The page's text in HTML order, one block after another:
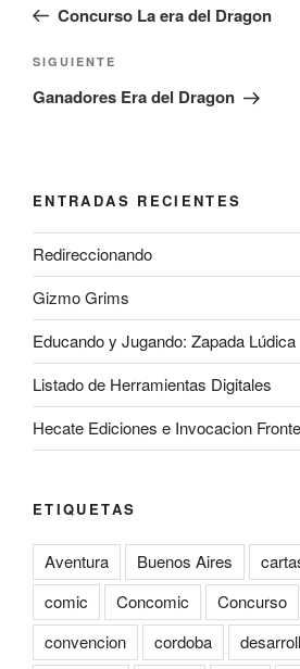
entradas
anterior:
Concurso La era del Dragon
Siguiente
entrada
SIGUIENTE
Ganadores Era del Dragon
ENTRADAS RECIENTES
Redireccionando
Gizmo Grims
Educando y Jugando: Zapada Lúdica
Listado de Herramientas Digitales
Hecate Ediciones e Invocacion
ETIQUETAS
Aventura Buenos Aires
comic
Concomic Concurso
convencion
cordoba